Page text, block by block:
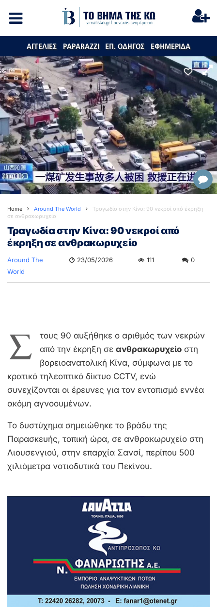
ΑΓΓΕΛΙΕΣ PAPARAZZI ΕΠ. ΟΔΗΓΟΣ ΕΦΗΜΕΡΙΔΑ
Home Around The World
Τραγωδία στην Κίνα: 90 νεκροί από έκρηξη
σε ανθρακωρυχείο
Τραγωδία στην Κίνα: 90 νεκροί από
έκρηξη σε ανθρακωρυχείο
Around The
World
23/05/2026 111 0
Σ
τους 90 αυξήθηκε ο αριθμός των νεκρών
από την έκρηξη σε ανθρακωρυχείο στη
βορειοανατολική Κίνα, σύμφωνα με το
κρατικό τηλεοπτικό δίκτυο CCTV, ενώ
συνεχίζονται οι έρευνες για τον εντοπισμό εννέα
ακόμη αγνοουμένων.
Το δυστύχημα σημειώθηκε το βράδυ της
Παρασκευής, τοπική ώρα, σε ανθρακωρυχείο στη
Λιουσενγιού, στην επαρχία Σανσί, περίπου 500
χιλιόμετρα νοτιοδυτικά του Πεκίνου.